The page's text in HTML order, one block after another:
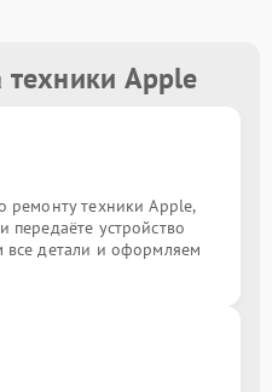
Apple
ремонту техники Apple,
передаёте устройство
все детали и оформляем